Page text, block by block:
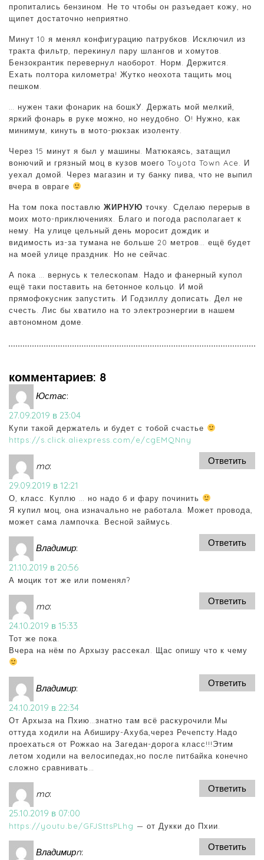
пропитались бензином. Не то чтобы он разъедает кожу, но
щипет достаточно неприятно.
Минут 10 я менял конфигурацию патрубков. Исключил из
тракта фильтр, перекинул пару шлангов и хомутов.
Бензокрантик перевернул наоборот. Норм. Держится.
Ехать полтора километра! Жутко неохота тащить моц
пешком.
… нужен таки фонарик на бошкУ. Держать мой мелкий,
яркий фонарь в руке можно, но неудобно. О! Нужно, как
минимум, кинуть в мото-рюкзак изоленту.
Через 15 минут я был у машины. Матюкаясь, затащил
вонючий и грязный моц в кузов моего Toyota Town Ace. И
уехал домой. Через магазин и ту банку пива, что не выпил
вчера в овраге
На том пока поставлю ЖИРНУЮ точку. Сделаю перерыв в
моих мото-приключениях. Благо и погода располагает к
нему. На улице цельный день моросит дождик и
видимость из-за тумана не больше 20 метров… ещё будет
на моей улице праздник. Но не сейчас.
А пока … вернусь к телескопам. Надо и фанерный купол
ещё таки поставить на бетонное кольцо. И мой
прямофокусник запустить. И Годзиллу дописать. Дел не
счесть. Лис бы хватило на то электроэнергии в нашем
автономном доме.
комментариев: 8
Юстас:
27.09.2019 в 23:04
Купи такой держатель и будет с тобой счастье
https://s.click.aliexpress.com/e/cgEMQNny
Ответить
mo:
29.09.2019 в 12:21
О, класс. Куплю … но надо б и фару починить
Я купил моц, она изначально не работала. Может провода,
может сама лампочка. Весной займусь.
Ответить
Владимир:
21.10.2019 в 20:56
А моцик тот же или поменял?
Ответить
mo:
24.10.2019 в 15:33
Тот же пока.
Вчера на нём по Архызу рассекал. Щас опишу что к чему
Ответить
Владимир:
24.10.2019 в 22:34
От Архыза на Пхию…знатно там всё раскурочили.Мы
оттуда ходили на Абиширу-Ахуба,через Речепсту.Надо
проехаться от Рожкао на Загедан-дорога класс!!!Этим
летом ходили на велосипедах,но после питбайка конечно
сложно сравнивать…
Ответить
mo:
25.10.2019 в 07:00
https://youtu.be/GFJSttsPLhg — от Дукки до Пхии.
Ответить
Владимирn: